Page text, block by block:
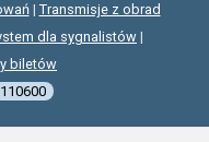
| Transmisje z obrad
dla sygnalistów |
biletów
110600